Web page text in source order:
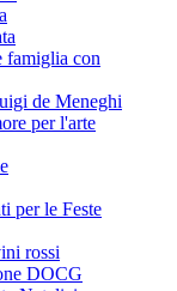
famiglia con
de Meneghi
per l'arte
per le Feste
rossi
DOCG